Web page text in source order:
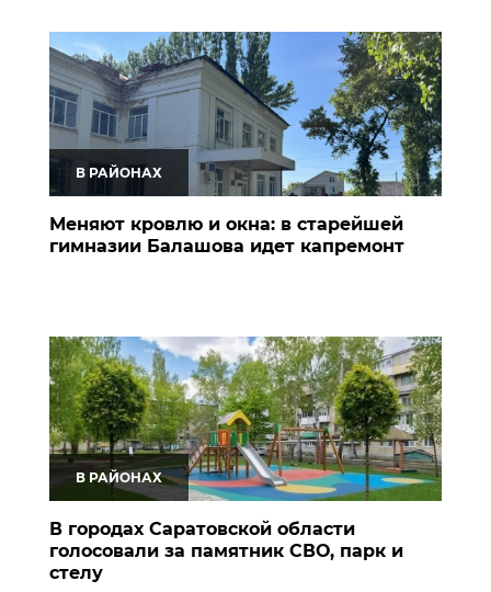
В РАЙОНАХ
Меняют кровлю и окна: в старейшей
гимназии Балашова идет капремонт
В РАЙОНАХ
В городах Саратовской области
голосовали за памятник СВО, парк и
стелу